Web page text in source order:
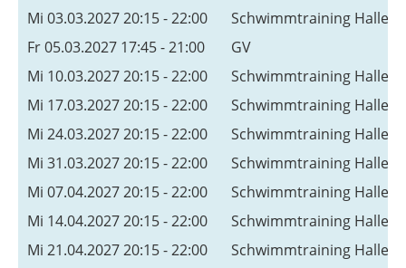
Mi 03.03.2027 20:15 - 22:00
Schwimmtraining
Fr 05.03.2027 17:45 - 21:00
GV
Mi 10.03.2027 20:15 - 22:00
Schwimmtraining
Mi 17.03.2027 20:15 - 22:00
Schwimmtraining
Mi 24.03.2027 20:15 - 22:00
Schwimmtraining
Mi 31.03.2027 20:15 - 22:00
Schwimmtraining
Mi 07.04.2027 20:15 - 22:00
Schwimmtraining
Mi 14.04.2027 20:15 - 22:00
Schwimmtraining
Mi 21.04.2027 20:15 - 22:00
Schwimmtraining